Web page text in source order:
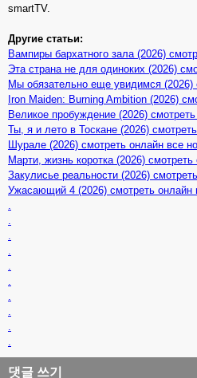
smartTV.
Другие статьи:
Вампиры бархатного зала (2026)
Эта страна не для одиноких (2026)
Мы обязательно еще увидимся (2026)
Iron Maiden: Burning Ambition (2026)
Великое пробуждение (2026) смотреть
Ты, я и лето в Тоскане (2026)
Шурале (2026) смотреть онлайн все
Марти, жизнь коротка (2026) смотреть
Закулисье реальности (2026)
Ужасающий 4 (2026) смотреть онлайн
댓글 쓰기